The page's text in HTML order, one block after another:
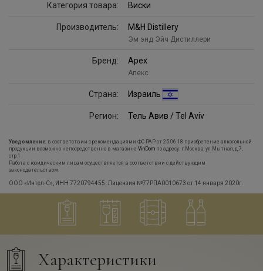
Категория товара: Виски
Производитель: M&H Distillery
Эм энд Эйч Дистиллери
Бренд: Apex
Апекс
Страна: Израиль
Регион: Тель Авив / Tel Aviv
Уведомление: в соответствии с рекомендациями ФС РАР от 25.06.18 приобретение алкогольной
продукции возможно непосредственно в магазине VinDom по адресу: г.Москва, ул.Мытная, д.7,
стр.1
Работа с юридическим лицам осуществляется в соответствии с действующим
законодательством.
ООО «Интел-С», ИНН 7720794455, Лицензия №77РПА0010673 от 14 января 2020г.
Характеристики